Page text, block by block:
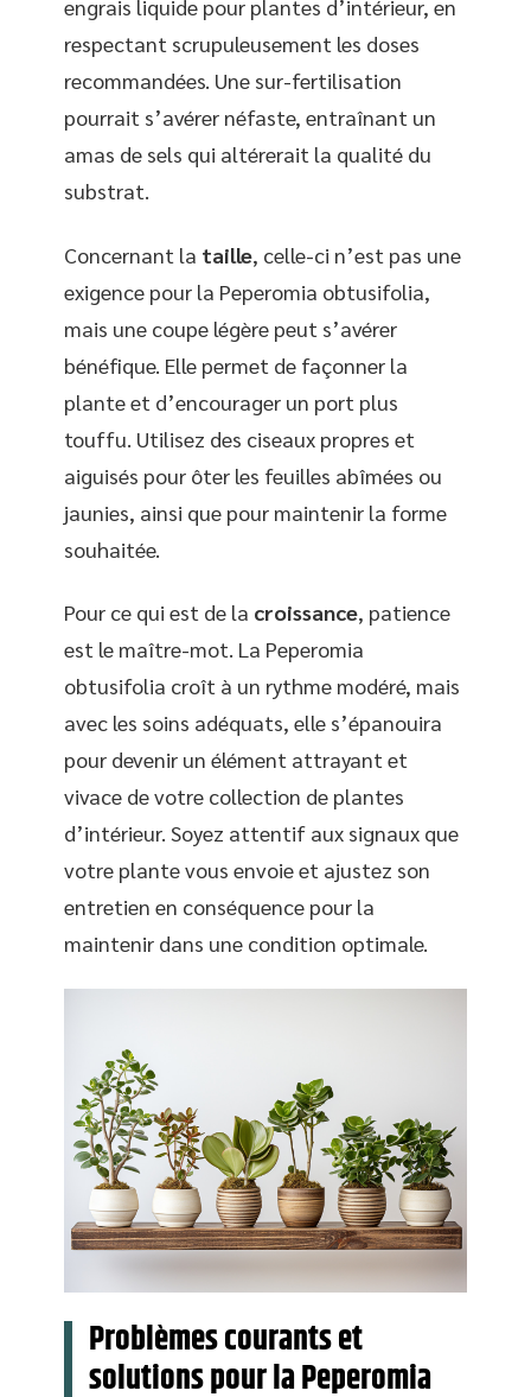
engrais liquide pour plantes d’intérieur, en
respectant scrupuleusement les doses
recommandées. Une sur-fertilisation
pourrait s’avérer néfaste, entraînant un
amas de sels qui altérerait la qualité du
substrat.
Concernant la taille, celle-ci n’est pas une
exigence pour la Peperomia obtusifolia,
mais une coupe légère peut s’avérer
bénéfique. Elle permet de façonner la
plante et d’encourager un port plus
touffu. Utilisez des ciseaux propres et
aiguisés pour ôter les feuilles abîmées ou
jaunies, ainsi que pour maintenir la forme
souhaitée.
Pour ce qui est de la croissance, patience
est le maître-mot. La Peperomia
obtusifolia croît à un rythme modéré, mais
avec les soins adéquats, elle s’épanouira
pour devenir un élément attrayant et
vivace de votre collection de plantes
d’intérieur. Soyez attentif aux signaux que
votre plante vous envoie et ajustez son
entretien en conséquence pour la
maintenir dans une condition optimale.
Problèmes courants et
solutions pour la Peperomia